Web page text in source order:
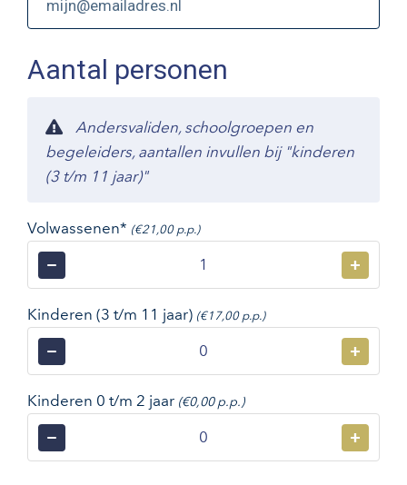
Aantal personen
Andersvaliden, schoolgroepen en
begeleiders, aantallen invullen bij "kinderen
(3 t/m 11 jaar)"
Volwassenen* (€21,00 p.p.)
− +
Kinderen (3 t/m 11 jaar) (€17,00 p.p.)
− +
Kinderen 0 t/m 2 jaar (€0,00 p.p.)
− +